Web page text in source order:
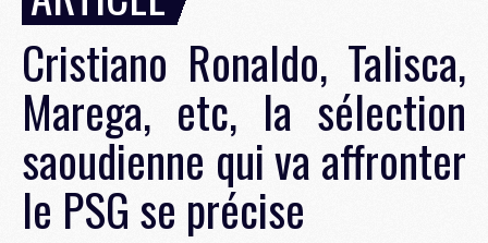
Cristiano Ronaldo, Talisca,
Marega, etc, la sélection
saoudienne qui va affronter
le PSG se précise